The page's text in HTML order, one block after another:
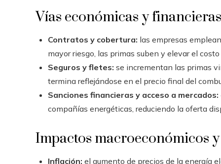
Vías económicas y financieras
Contratos y cobertura: las empresas
mayor riesgo, las primas suben y elevar el
Seguros y fletes: se incrementan las primas
termina reflejándose en el precio final del
Sanciones financieras y acceso a mercados:
compañías energéticas, reduciendo la oferta
Impactos macroeconómicos
Inflación: el aumento de precios de la energía